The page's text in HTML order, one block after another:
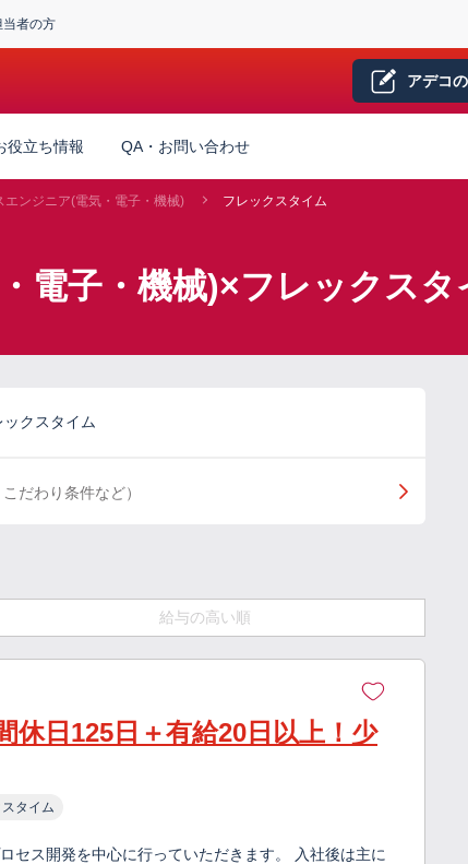
当者の方
アデコ
役立ち情報 QA・お問い合わせ
エンジニア(電気・電子・機械) フレックスタイム
電子・機械)×フレックス
クスタイム
だわり条件など）
給与の高い順
休日125日＋有給20日以上！少
タイム
セス開発を中心に行っていただきます。 入社後は主に